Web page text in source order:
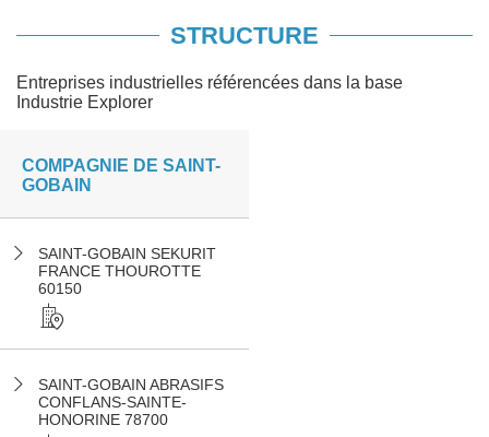
STRUCTURE
Entreprises industrielles référencées dans la base
Industrie Explorer
COMPAGNIE DE SAINT-
GOBAIN
SAINT-GOBAIN SEKURIT
FRANCE THOUROTTE
60150
SAINT-GOBAIN ABRASIFS
CONFLANS-SAINTE-
HONORINE 78700